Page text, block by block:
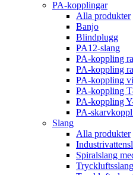
PA-kopplingar
Alla produkter
Banjo
Blindplugg
PA12-slang
PA-koppling
PA-koppling
PA-koppling
PA-koppling
PA-koppling
PA-
Slang
Alla produkter
Spiralslang